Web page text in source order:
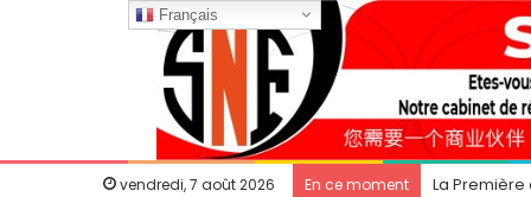
vendredi, 7 août 2026 En ce moment La
Français